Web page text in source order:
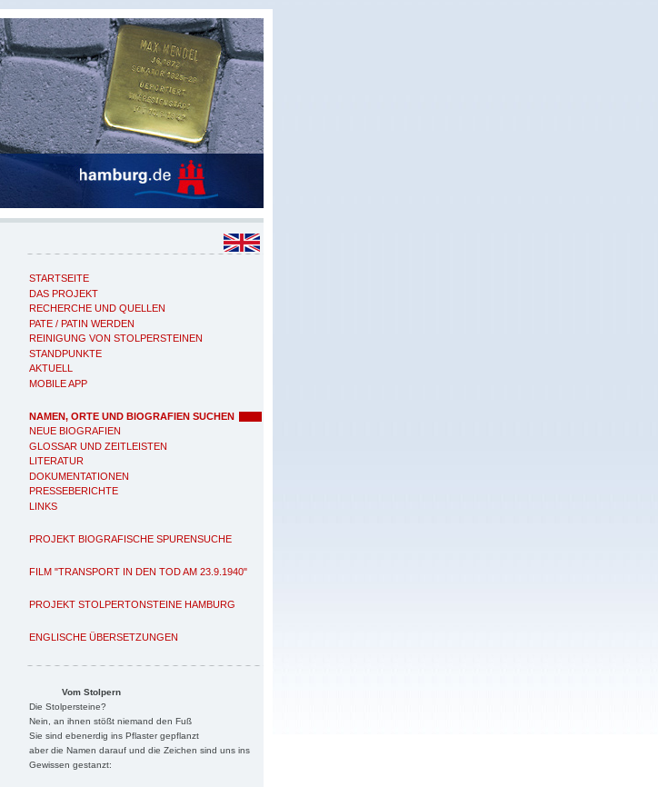
STARTSEITE
DAS PROJEKT
RECHERCHE UND QUELLEN
PATE / PATIN WERDEN
REINIGUNG VON STOLPERSTEINEN
STANDPUNKTE
AKTUELL
MOBILE APP
NAMEN, ORTE UND BIOGRAFIEN SUCHEN
NEUE BIOGRAFIEN
GLOSSAR UND ZEITLEISTEN
LITERATUR
DOKUMENTATIONEN
PRESSEBERICHTE
LINKS
PROJEKT BIOGRAFISCHE SPURENSUCHE
FILM "TRANSPORT IN DEN TOD AM 23.9.1940"
PROJEKT STOLPERTONSTEINE HAMBURG
ENGLISCHE ÜBERSETZUNGEN
Vom Stolpern
Die Stolpersteine?
Nein, an ihnen stößt niemand den Fuß
Sie sind ebenerdig ins Pflaster gepflanzt
aber die Namen darauf und die Zeichen sind uns ins
Gewissen gestanzt: